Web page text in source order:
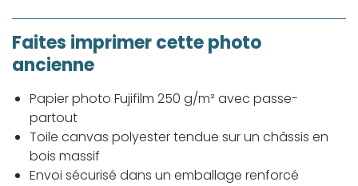
Faites imprimer cette photo
ancienne
Papier photo Fujifilm 250 g/m² avec passe-
partout
Toile canvas polyester tendue sur un châssis en
bois massif
Envoi sécurisé dans un emballage renforcé